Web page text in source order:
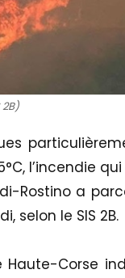
2B)
l’incendie
Rostino a
selon le SIS 2B.
Corse